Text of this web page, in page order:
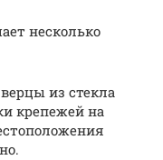
несколько
из стекла
крепежей на